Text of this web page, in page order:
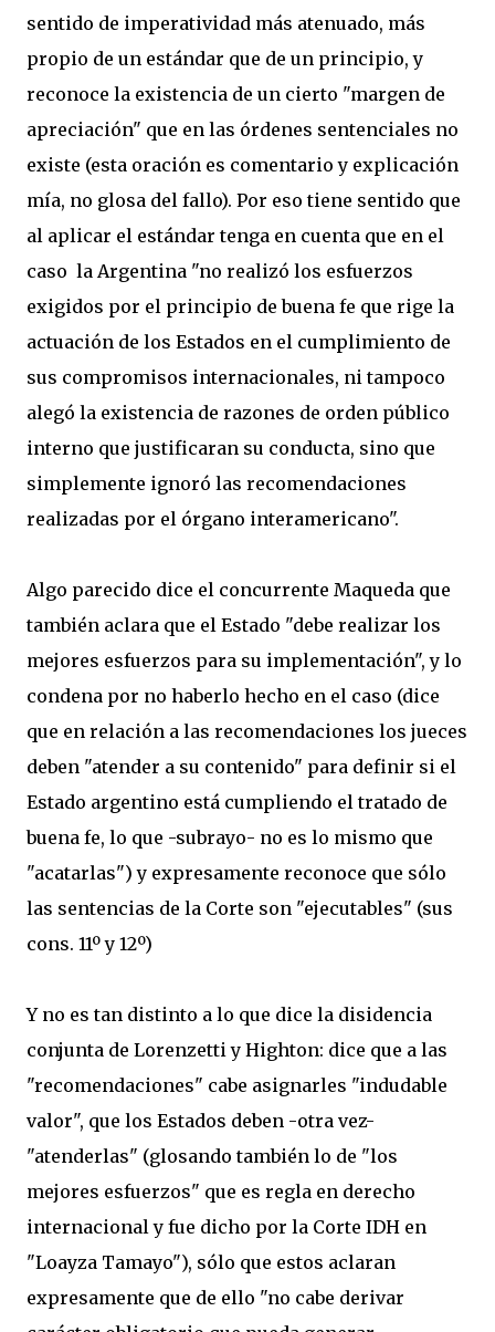
sentido de imperatividad más atenuado, más
propio de un estándar que de un principio, y
reconoce la existencia de un cierto "margen de
apreciación" que en las órdenes sentenciales no
existe (esta oración es comentario y explicación
mía, no glosa del fallo). Por eso tiene sentido que
al aplicar el estándar tenga en cuenta que en el
caso la Argentina "no realizó los esfuerzos
exigidos por el principio de buena fe que rige la
actuación de los Estados en el cumplimiento de
sus compromisos internacionales, ni tampoco
alegó la existencia de razones de orden público
interno que justificaran su conducta, sino que
simplemente ignoró las recomendaciones
realizadas por el órgano interamericano".
Algo parecido dice el concurrente Maqueda que
también aclara que el Estado "debe realizar los
mejores esfuerzos para su implementación", y lo
condena por no haberlo hecho en el caso (dice
que en relación a las recomendaciones los jueces
deben "atender a su contenido" para definir si el
Estado argentino está cumpliendo el tratado de
buena fe, lo que -subrayo- no es lo mismo que
"acatarlas") y expresamente reconoce que sólo
las sentencias de la Corte son "ejecutables" (sus
cons. 11º y 12º)
Y no es tan distinto a lo que dice la disidencia
conjunta de Lorenzetti y Highton: dice que a las
"recomendaciones" cabe asignarles "indudable
valor", que los Estados deben -otra vez-
"atenderlas" (glosando también lo de "los
mejores esfuerzos" que es regla en derecho
internacional y fue dicho por la Corte IDH en
"Loayza Tamayo"), sólo que estos aclaran
expresamente que de ello "no cabe derivar